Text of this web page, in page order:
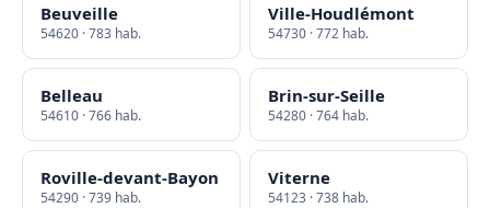
Beuveille
54620 · 783 hab.
Ville-Houdlémont
54730 · 772 hab.
Belleau
54610 · 766 hab.
Brin-sur-Seille
54280 · 764 hab.
Roville-devant-Bayon
54290 · 739 hab.
Viterne
54123 · 738 hab.